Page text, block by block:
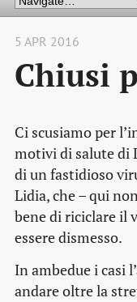
5 APR 2016
Chiusi
Ci scusiamo per
motivi di salute di
di un fastidioso
Lidia, che – qui
bene di riciclare il
essere dismesso.
In ambedue i casi
andare oltre la